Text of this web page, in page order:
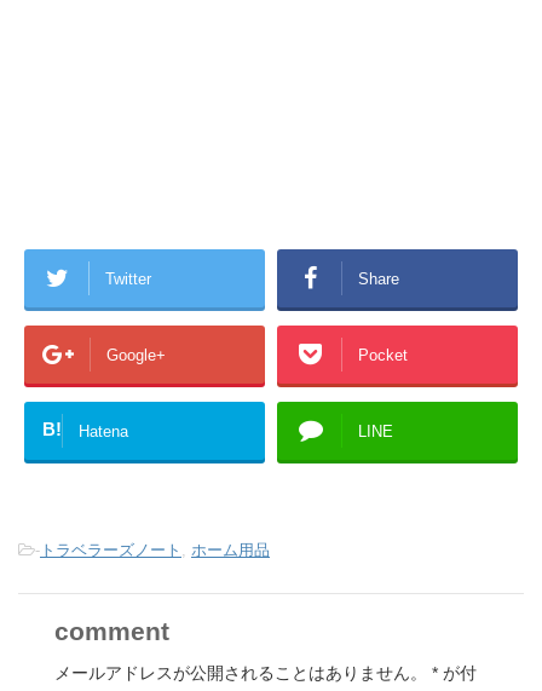
Twitter Share
Google+ Pocket
B! Hatena LINE
- トラベラーズノート , ホーム用品
comment
メールアドレスが公開されることはありません。 * が付